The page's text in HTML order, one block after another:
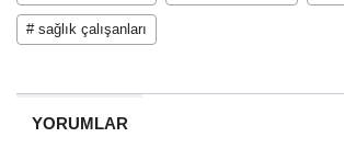
# sağlık çalışanları
YORUMLAR